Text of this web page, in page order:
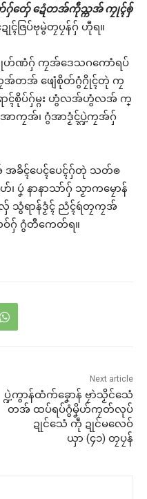
ဂှ်တှ်ေ ဍေံတအ်ကဵုသ္ကအ် ကၠုၚ်ၜှ်
ြပ်ဗုမွဲတၠပၠန်ဂှ် ဟီုရ။
ဏံဂှ် ကၠအ်ဒေသဂကောံရပ်
အ်တအ် ဖျေံစိုတ်ဂွံဂၠိုၚ်တုဲ ကၠ
ၚ်စိုပ်ဂှ်မ္ဂး ဟွံလအ်ဟွံလအ် က္
အ်၊ ဂွံအာဒၟံၚ်ပ္ဍဲကၠအ်ဂှ်
ခိၚ်ပေၚ်ပေၚ်ဂှ်တုဲ သတ်ၜ
၊ ပၞဴ နာနာသာ်ဂှ် သၟာကမၠောန်
သွံရာန်ဒၟံၚ် ညံၚ်ရဴတၠကၠအ်
ဂှ် ဂွံတီကေတ်ရ။
Next article
ပ္ဍဲကွာန်ထံက်ခၞောန် ဗၠာဲသၟိင်သေံ
တအ် ထပ်ရပ်ဂွံမၞိဟ်ကၠတ်လုပ်
ဍုင်သေံ ကဵု ဍုင်မလေဝ်
ယှာ (၄၁) တၠပၠန်